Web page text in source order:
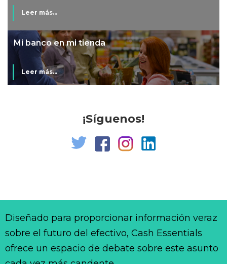
Leer más...
Mi banco en mi tienda
Leer más...
¡Síguenos!
Diseñado para proporcionar información veraz
sobre el futuro del efectivo, Cash Essentials
ofrece un espacio de debate sobre este asunto